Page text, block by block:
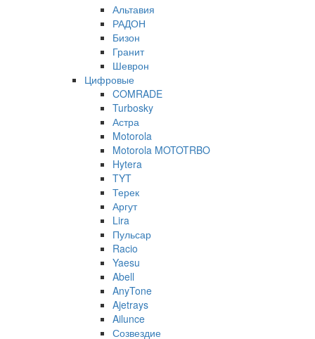
Альтавия
РАДОН
Бизон
Гранит
Шеврон
Цифровые
COMRADE
Turbosky
Астра
Motorola
Motorola MOTOTRBO
Hytera
TYT
Терек
Аргут
Lira
Пульсар
Racio
Yaesu
Abell
AnyTone
Ajetrays
Ailunce
Созвездие